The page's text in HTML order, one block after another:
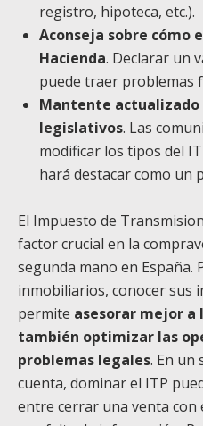
registro, hipoteca, etc.).
Aconseja sobre cómo
Hacienda. Declarar un
puede traer problemas
Mantente actualizado
legislativos. Las
modificar los tipos del
hará destacar como un
El Impuesto de
factor crucial en la
segunda mano en España.
inmobiliarios, conocer sus
permite asesorar mejor a
también optimizar las
problemas legales. En un
cuenta, dominar el ITP
entre cerrar una venta